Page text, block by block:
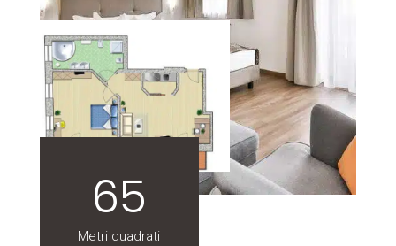
65
Metri quadrati